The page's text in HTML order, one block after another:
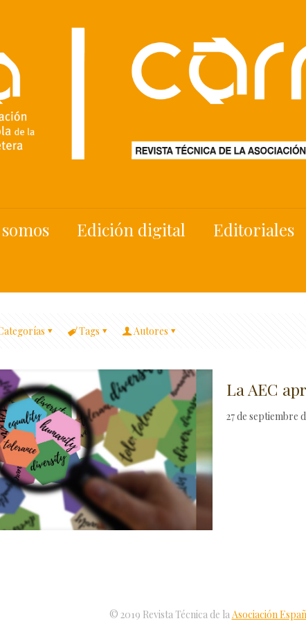
Edición digital Editoriales
Tags Autores
La AEC
27 de septiembre
© 2019 Revista Técnica de la Asociación